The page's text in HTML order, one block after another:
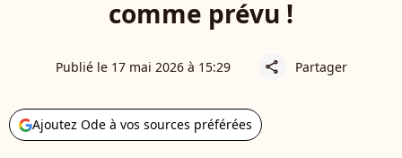
comme prévu !
Publié le 17 mai 2026 à 15:29 share Partager
Ajoutez Ode à vos sources préférées